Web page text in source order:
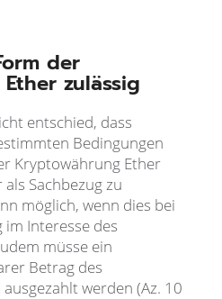
der
zulässig
entschied, dass
Bedingungen
Kryptowährung Ether
Sachbezug zu
möglich, wenn dies bei
Interesse des
müsse ein
Betrag des
werden (Az. 10